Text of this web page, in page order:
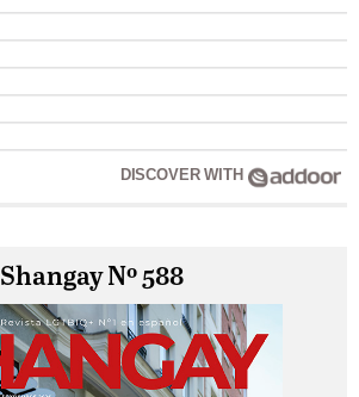
DISCOVER WITH
Shangay Nº 588